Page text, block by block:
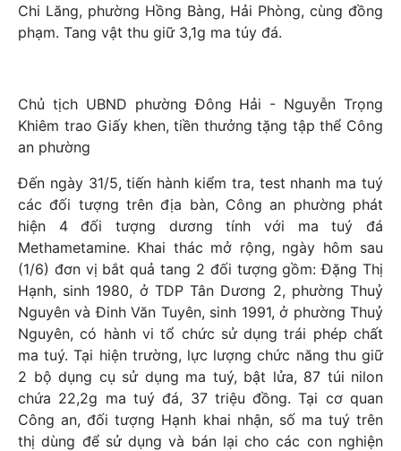
Chi Lăng, phường Hồng Bàng, Hải Phòng, cùng đồng
phạm. Tang vật thu giữ 3,1g ma túy đá.
Chủ tịch UBND phường Đông Hải - Nguyễn Trọng
Khiêm trao Giấy khen, tiền thưởng tặng tập thể Công
an phường
Đến ngày 31/5, tiến hành kiểm tra, test nhanh ma tuý
các đối tượng trên địa bàn, Công an phường phát
hiện 4 đối tượng dương tính với ma tuý đá
Methametamine. Khai thác mở rộng, ngày hôm sau
(1/6) đơn vị bắt quả tang 2 đối tượng gồm: Đặng Thị
Hạnh, sinh 1980, ở TDP Tân Dương 2, phường Thuỷ
Nguyên và Đinh Văn Tuyên, sinh 1991, ở phường Thuỷ
Nguyên, có hành vi tổ chức sử dụng trái phép chất
ma tuý. Tại hiện trường, lực lượng chức năng thu giữ
2 bộ dụng cụ sử dụng ma tuý, bật lửa, 87 túi nilon
chứa 22,2g ma tuý đá, 37 triệu đồng. Tại cơ quan
Công an, đối tượng Hạnh khai nhận, số ma tuý trên
thị dùng để sử dụng và bán lại cho các con nghiện